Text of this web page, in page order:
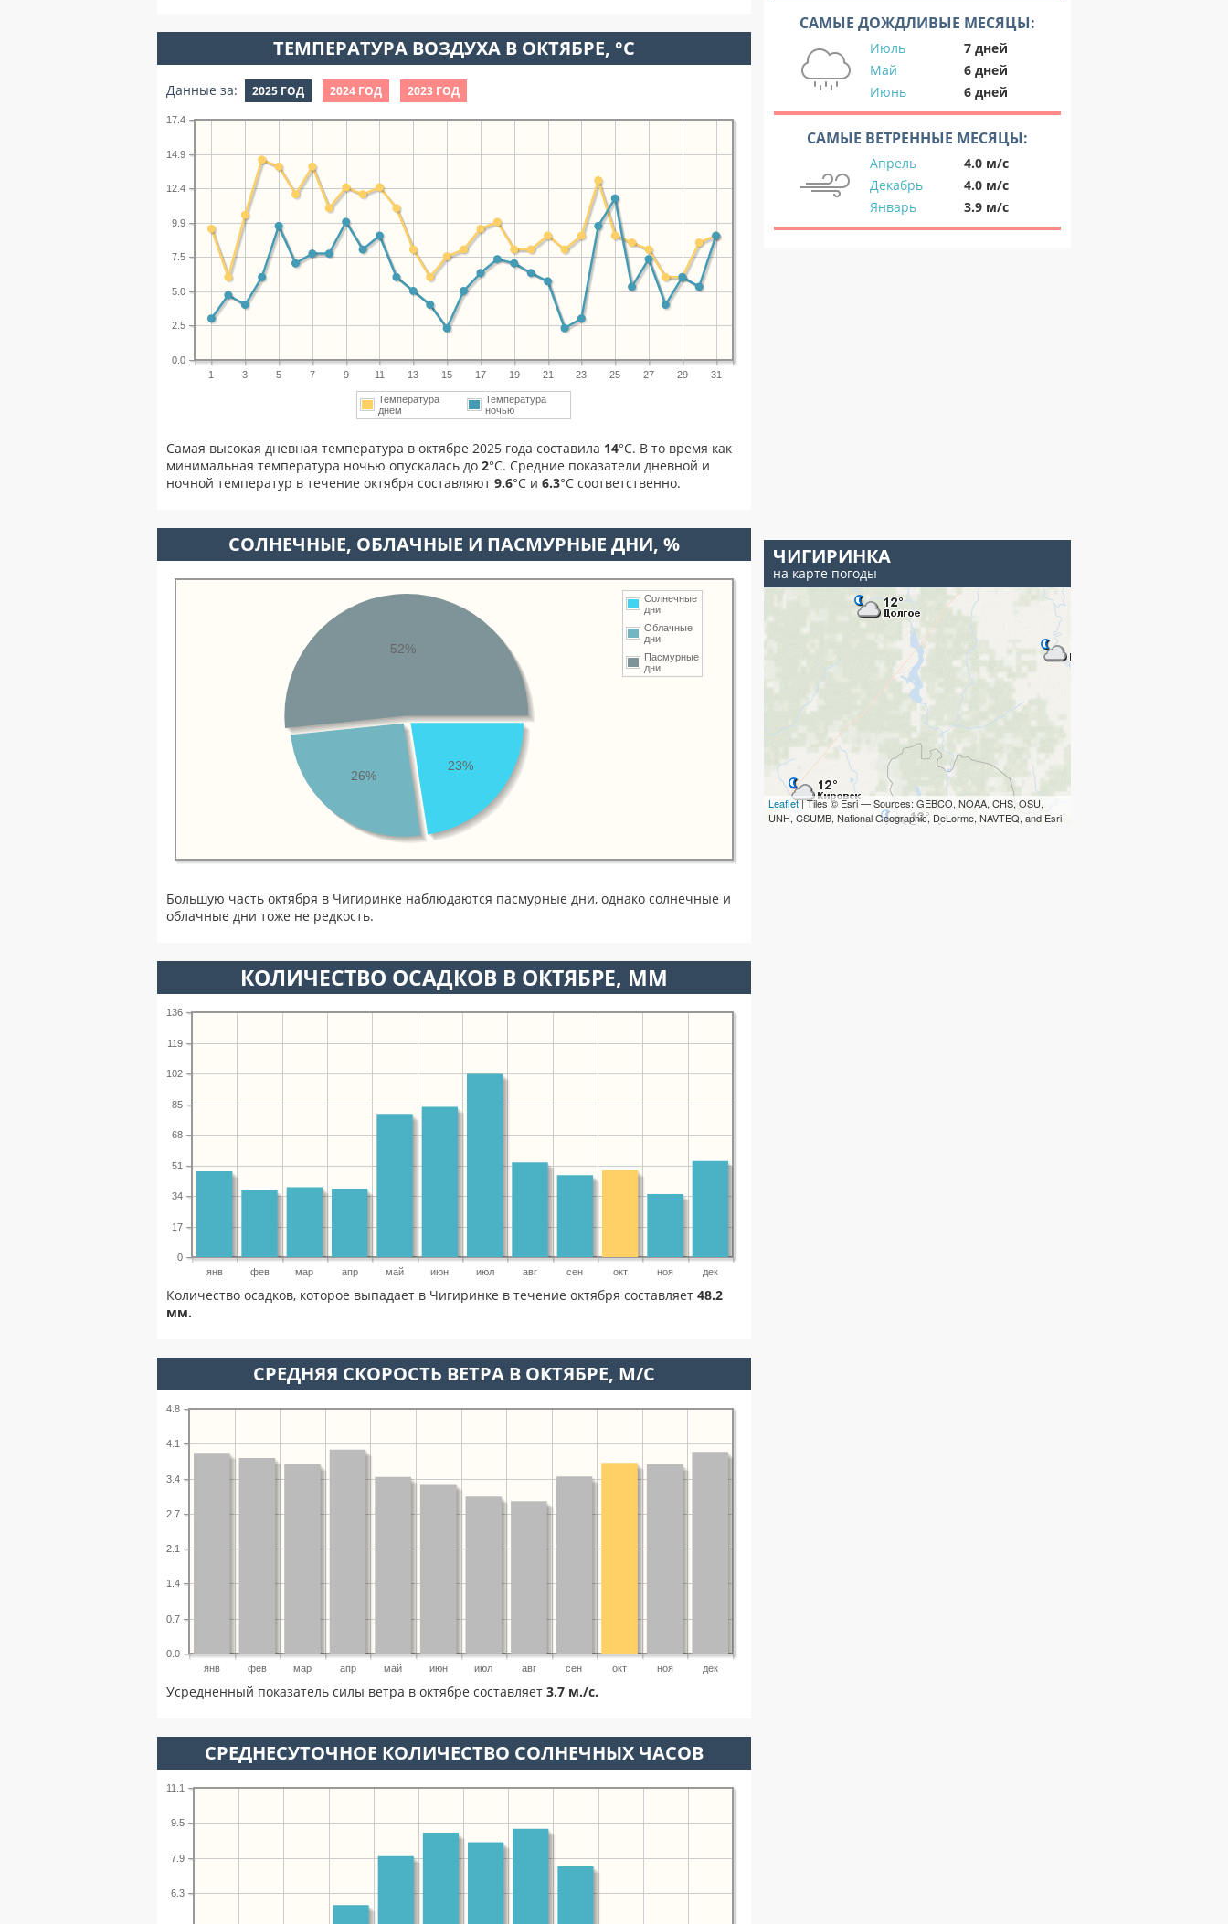
ТЕМПЕРАТУРА ВОЗДУХА В ОКТЯБРЕ, °C
Данные за: 2025 ГОД 2024 ГОД 2023 ГОД
1 3 5 7 9 11 13 15 17 19 21 23 25 27 29 31
0.0
2.5
5.0
7.5
9.9
12.4
14.9
17.4
Температура
днем
Температура
ночью
Самая высокая дневная температура в октябре 2025 года составила 14°С. В то время как
минимальная температура ночью опускалась до 2°C. Средние показатели дневной и
ночной температур в течение октября составляют 9.6°С и 6.3°С соответственно.
CОЛНЕЧНЫЕ, ОБЛАЧНЫЕ И ПАСМУРНЫЕ ДНИ, %
Солнечные
дни
Облачные
дни
Пасмурные
дни
23%
26%
52%
Большую часть октября в Чигиринке наблюдаются пасмурные дни, однако солнечные и
облачные дни тоже не редкость.
КОЛИЧЕСТВО ОСАДКОВ В ОКТЯБРЕ, ММ
янв фев мар апр май июн июл авг сен окт ноя дек
0
17
34
51
68
85
102
119
136
Количество осадков, которое выпадает в Чигиринке в течение октября составляет 48.2
мм.
СРЕДНЯЯ СКОРОСТЬ ВЕТРА В ОКТЯБРЕ, М/С
янв фев мар апр май июн июл авг сен окт ноя дек
0.0
0.7
1.4
2.1
2.7
3.4
4.1
4.8
Усредненный показатель силы ветра в октябре составляет 3.7 м./с.
СРЕДНЕСУТОЧНОЕ КОЛИЧЕСТВО СОЛНЕЧНЫХ ЧАСОВ
6.3
7.9
9.5
11.1
САМЫЕ ДОЖДЛИВЫЕ МЕСЯЦЫ:
Июль
7 дней
Май
6 дней
Июнь
6 дней
САМЫЕ ВЕТРЕННЫЕ МЕСЯЦЫ:
Апрель
4.0 м/с
Декабрь
4.0 м/с
Январь
3.9 м/с
ЧИГИРИНКА
на карте погоды
Leaflet| Tiles © Esri — Sources: GEBCO, NOAA, CHS, OSU,
UNH, CSUMB, National Geographic, DeLorme, NAVTEQ, and Esri